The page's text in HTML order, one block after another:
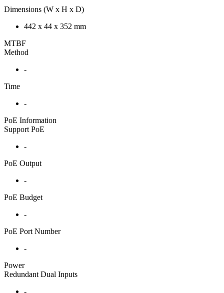
Dimensions (W x H x D)
442 x 44 x 352 mm
MTBF
Method
-
Time
-
PoE Information
Support PoE
-
PoE Output
-
PoE Budget
-
PoE Port Number
-
Power
Redundant Dual Inputs